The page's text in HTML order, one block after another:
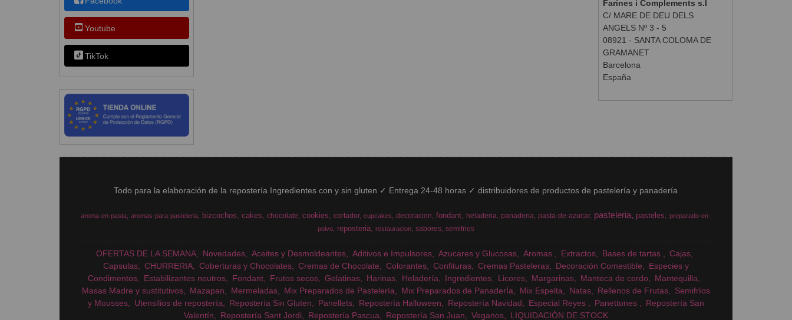
Youtube
TikTok
Farines i Complements s.l
C/ MARE DE DEU DELS
ANGELS Nº 3 - 5
08921 - SANTA COLOMA DE
GRAMANET
Barcelona
España
Todo para la elaboración de la repostería Ingredientes con y sin gluten ✓ Entrega 24-48 horas ✓ distribuidores de productos de pastelería y panadería
aroma-en-pasta aromas-para-pasteleria bizcochos cakes chocolate cookies cortador cupcakes decoracion fondant heladeria panaderia pasta-de-azucar pasteleria pasteles
preparado-en-
polvo
reposteria restauracion sabores semifrios
OFERTAS DE LA SEMANA Novedades Aceites y Desmoldeantes Aditivos e Impulsores Azucares y Glucosas Aromas Extractos Bases de tartas
Cajas
Capsulas
CHURRERIA Coberturas y Chocolates Cremas de Chocolate Colorantes Confituras Cremas Pasteleras Decoración Comestible
Especies y
Condimentos
Estabilizantes neutros Fondant Frutos secos Gelatinas Harinas Heladería Ingredientes Licores Margarinas Manteca de cerdo
Mantequilla
Masas Madre y sustitutivos
Mazapan Mermeladas Mix Preparados de Pastelería Mix Preparados de PanaderÍa Mix Espelta Natas Rellenos de Frutas
Semifríos
y Mousses
Utensilios de repostería Repostería Sin Gluten Panellets Repostería Halloween Repostería Navidad Especial Reyes Panettones
Repostería San
Valentín
Repostería Sant Jordi Repostería Pascua Repostería San Juan Veganos LIQUIDACIÓN DE STOCK